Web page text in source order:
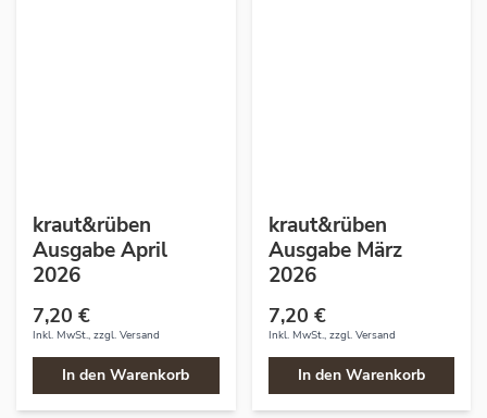
kraut&rüben
Ausgabe April
2026
7,20 €
Inkl. MwSt., zzgl. Versand
In den Warenkorb
kraut&rüben
Ausgabe März
2026
7,20 €
Inkl. MwSt., zzgl. Versand
In den Warenkorb